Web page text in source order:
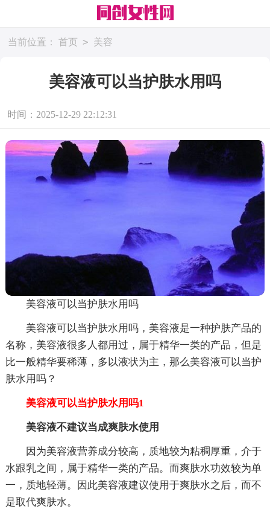
当前位置： 首页 > 美容
美容液可以当护肤水用吗
时间：2025-12-29 22:12:31
美容液可以当护肤水用吗
美容液可以当护肤水用吗，美容液是一种护肤产品的
名称，美容液很多人都用过，属于精华一类的产品，但是
比一般精华要稀薄，多以液状为主，那么美容液可以当护
肤水用吗？
美容液可以当护肤水用吗1
美容液不建议当成爽肤水使用
因为美容液营养成分较高，质地较为粘稠厚重，介于
水跟乳之间，属于精华一类的产品。而爽肤水功效较为单
一，质地轻薄。因此美容液建议使用于爽肤水之后，而不
是取代爽肤水。